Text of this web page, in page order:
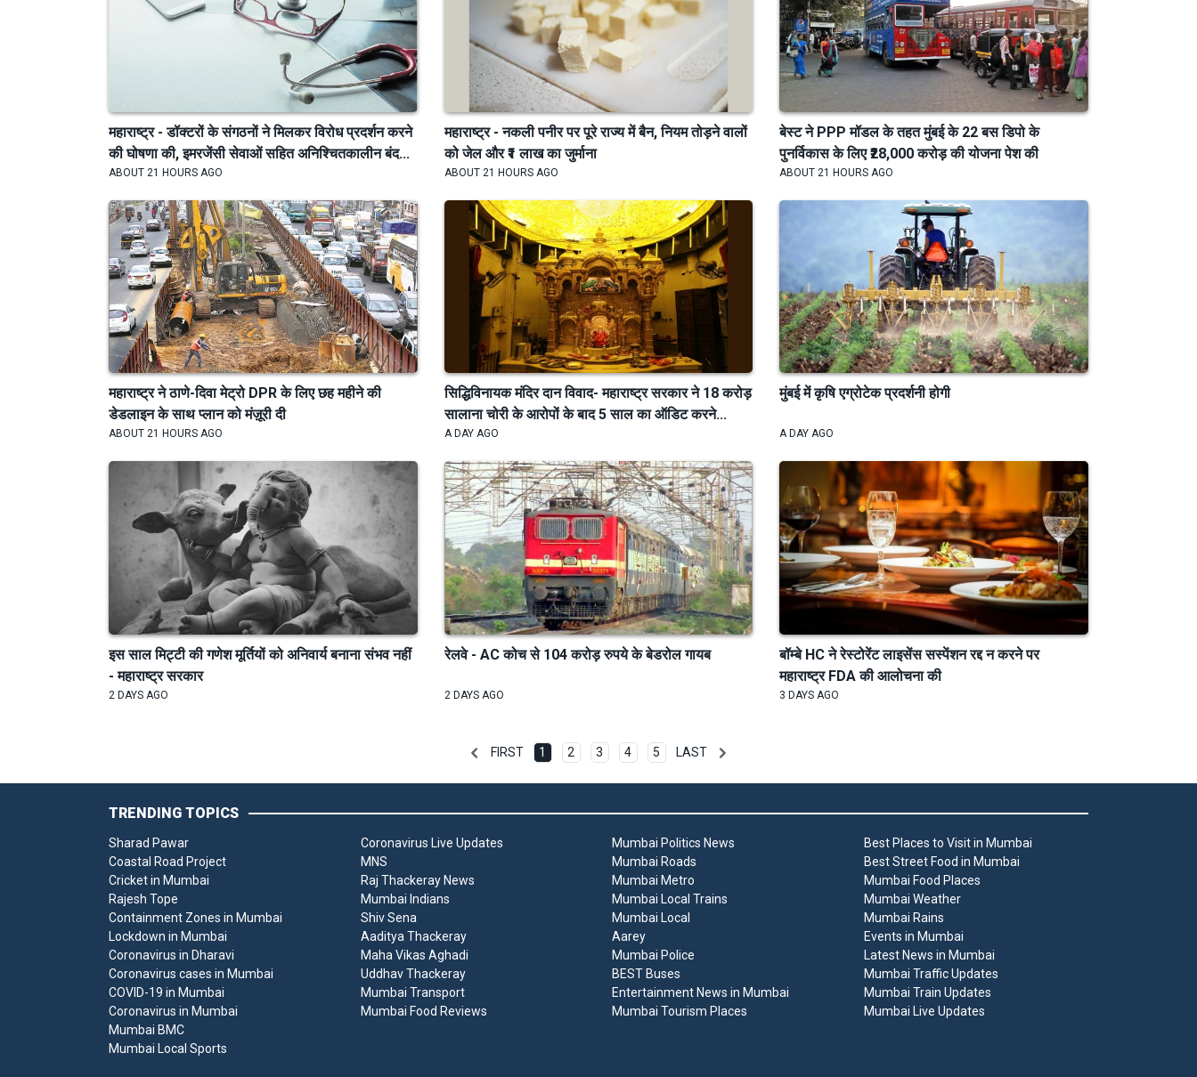
महाराष्ट्र - डॉक्टरों के संगठनों ने मिलकर विरोध प्रदर्शन करने
की घोषणा की, इमरजेंसी सेवाओं सहित अनिश्चितकालीन बंद...
ABOUT 21 HOURS AGO
महाराष्ट्र - नकली पनीर पर पूरे राज्य में बैन, नियम तोड़ने वालों
को जेल और ₹1 लाख का जुर्माना
ABOUT 21 HOURS AGO
बेस्ट ने PPP मॉडल के तहत मुंबई के 22 बस डिपो के
पुनर्विकास के लिए ₹28,000 करोड़ की योजना पेश की
ABOUT 21 HOURS AGO
महाराष्ट्र ने ठाणे-दिवा मेट्रो DPR के लिए छह महीने की
डेडलाइन के साथ प्लान को मंज़ूरी दी
ABOUT 21 HOURS AGO
सिद्धिविनायक मंदिर दान विवाद- महाराष्ट्र सरकार ने 18 करोड़
सालाना चोरी के आरोपों के बाद 5 साल का ऑडिट करने...
A DAY AGO
मुंबई में कृषि एग्रोटेक प्रदर्शनी होगी
A DAY AGO
इस साल मिट्टी की गणेश मूर्तियों को अनिवार्य बनाना संभव नहीं
- महाराष्ट्र सरकार
2 DAYS AGO
रेलवे - AC कोच से 104 करोड़ रुपये के बेडरोल गायब
2 DAYS AGO
बॉम्बे HC ने रेस्टोरेंट लाइसेंस सस्पेंशन रद्द न करने पर
महाराष्ट्र FDA की आलोचना की
3 DAYS AGO
FIRST 1 2 3 4 5 LAST
TRENDING TOPICS
Sharad Pawar
Coastal Road Project
Cricket in Mumbai
Rajesh Tope
Containment Zones in Mumbai
Lockdown in Mumbai
Coronavirus in Dharavi
Coronavirus cases in Mumbai
COVID-19 in Mumbai
Coronavirus in Mumbai
Coronavirus Live Updates
MNS
Raj Thackeray News
Mumbai Indians
Shiv Sena
Aaditya Thackeray
Maha Vikas Aghadi
Uddhav Thackeray
Mumbai Transport
Mumbai Food Reviews
Mumbai Politics News
Mumbai Roads
Mumbai Metro
Mumbai Local Trains
Mumbai Local
Aarey
Mumbai Police
BEST Buses
Entertainment News in Mumbai
Mumbai Tourism Places
Best Places to Visit in Mumbai
Best Street Food in Mumbai
Mumbai Food Places
Mumbai Weather
Mumbai Rains
Events in Mumbai
Latest News in Mumbai
Mumbai Traffic Updates
Mumbai Train Updates
Mumbai Live Updates
Mumbai BMC
Mumbai Local Sports